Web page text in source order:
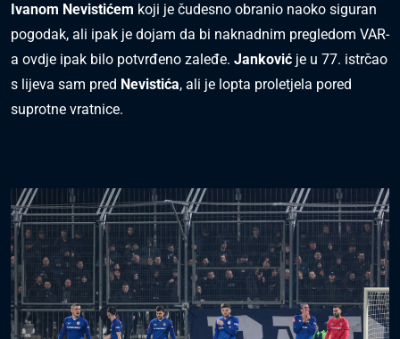
Ivanom Nevistićem koji je čudesno obranio naoko siguran
pogodak, ali ipak je dojam da bi naknadnim pregledom VAR-
a ovdje ipak bilo potvrđeno zaleđe. Janković je u 77. istrčao
s lijeva sam pred Nevistića, ali je lopta proletjela pored
suprotne vratnice.